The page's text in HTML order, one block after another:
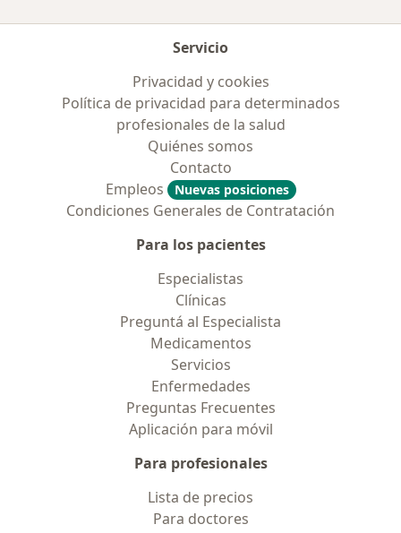
Servicio
Privacidad y cookies
Política de privacidad para determinados
profesionales de la salud
Quiénes somos
Contacto
Empleos
Nuevas posiciones
Condiciones Generales de Contratación
Para los pacientes
Especialistas
Clínicas
Preguntá al Especialista
Medicamentos
Servicios
Enfermedades
Preguntas Frecuentes
Aplicación para móvil
Para profesionales
Lista de precios
Para doctores